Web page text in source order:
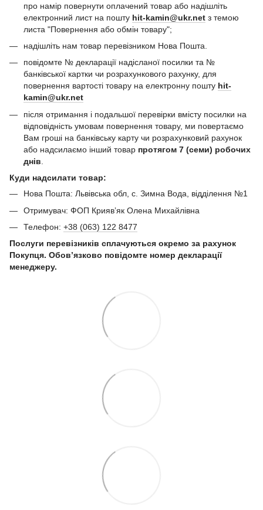
про намір повернути оплачений товар або надішліть
електронний лист на пошту hit-kamin@ukr.net з темою
листа "Повернення або обмін товару";
надішліть нам товар перевізником Нова Пошта.
повідомте № декларації надісланої посилки та №
банківської картки чи розрахункового рахунку, для
повернення вартості товару на електронну пошту hit-
kamin@ukr.net
після отримання і подальшої перевірки вмісту посилки на
відповідність умовам повернення товару, ми повертаємо
Вам гроші на банківську карту чи розрахунковий рахунок
або надсилаємо інший товар протягом 7 (семи) робочих
днів
Куди надсилати товар:
Нова Пошта: Львівська обл, с. Зимна Вода, відділення №1
Отримувач: ФОП Криявʼяк Олена Михайлівна
Телефон: +38 (063) 122 8477
Послуги перевізників сплачуються окремо за рахунок
Покупця. Обов’язково повідомте номер декларації
менеджеру.